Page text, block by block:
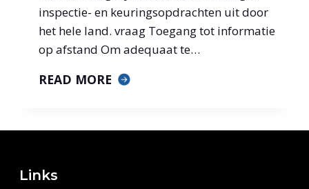
inspectie- en keuringsopdrachten uit door
het hele land. vraag Toegang tot informatie
op afstand Om adequaat te…
READ MORE OPTIMALISATIE
VAN
EUROSAFE
Links